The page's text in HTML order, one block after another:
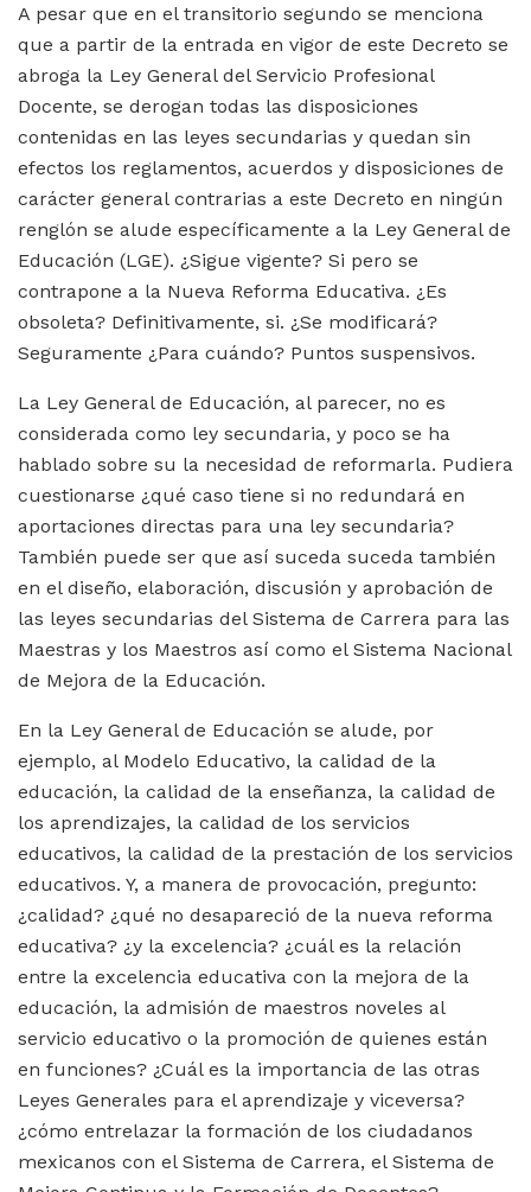
A pesar que en el transitorio segundo se menciona
que a partir de la entrada en vigor de este Decreto se
abroga la Ley General del Servicio Profesional
Docente, se derogan todas las disposiciones
contenidas en las leyes secundarias y quedan sin
efectos los reglamentos, acuerdos y disposiciones de
carácter general contrarias a este Decreto en ningún
renglón se alude específicamente a la Ley General de
Educación (LGE). ¿Sigue vigente? Si pero se
contrapone a la Nueva Reforma Educativa. ¿Es
obsoleta? Definitivamente, si. ¿Se modificará?
Seguramente ¿Para cuándo? Puntos suspensivos.
La Ley General de Educación, al parecer, no es
considerada como ley secundaria, y poco se ha
hablado sobre su la necesidad de reformarla. Pudiera
cuestionarse ¿qué caso tiene si no redundará en
aportaciones directas para una ley secundaria?
También puede ser que así suceda suceda también
en el diseño, elaboración, discusión y aprobación de
las leyes secundarias del Sistema de Carrera para las
Maestras y los Maestros así como el Sistema Nacional
de Mejora de la Educación.
En la Ley General de Educación se alude, por
ejemplo, al Modelo Educativo, la calidad de la
educación, la calidad de la enseñanza, la calidad de
los aprendizajes, la calidad de los servicios
educativos, la calidad de la prestación de los servicios
educativos. Y, a manera de provocación, pregunto:
¿calidad? ¿qué no desapareció de la nueva reforma
educativa? ¿y la excelencia? ¿cuál es la relación
entre la excelencia educativa con la mejora de la
educación, la admisión de maestros noveles al
servicio educativo o la promoción de quienes están
en funciones? ¿Cuál es la importancia de las otras
Leyes Generales para el aprendizaje y viceversa?
¿cómo entrelazar la formación de los ciudadanos
mexicanos con el Sistema de Carrera, el Sistema de